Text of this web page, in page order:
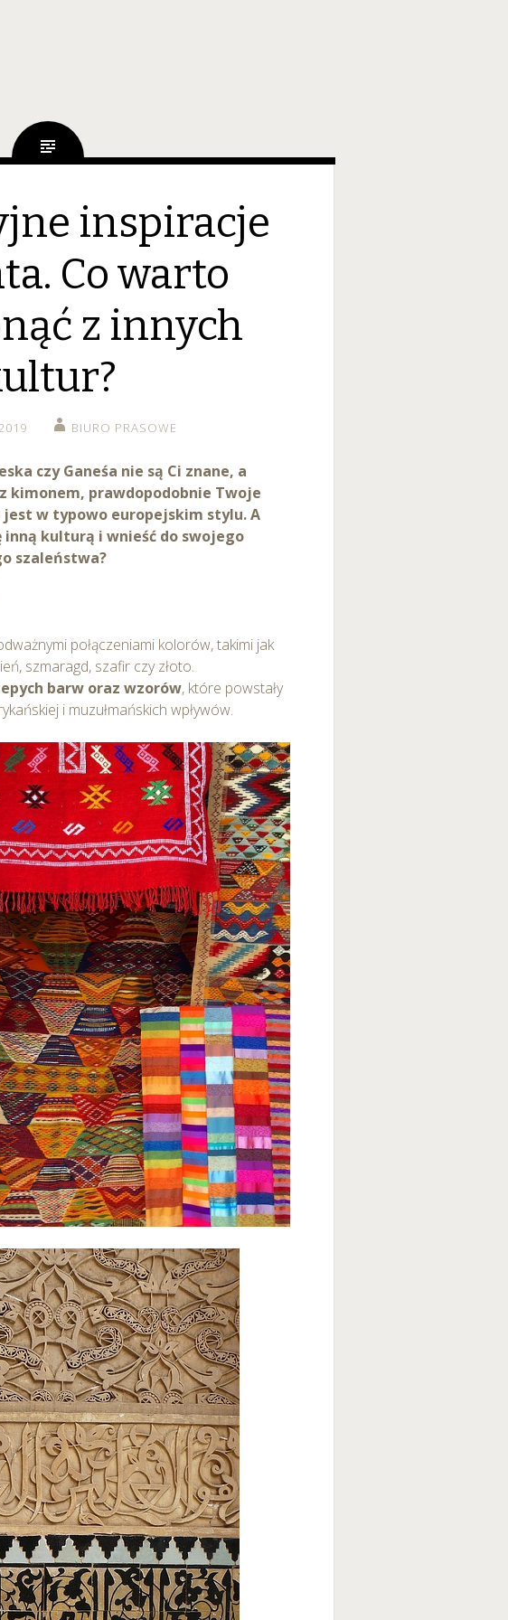
inspiracje
Co warto
z innych
BIURO PRASOWE
czy Ganeśa nie są Ci znane, a
kimonem, prawdopodobnie Twoje
w typowo europejskim stylu. A
kulturą i wnieść do swojego
szaleństwa?
połączeniami kolorów, takimi jak
szmaragd, szafir czy złoto.
barw oraz wzorów, które powstały
i muzułmańskich wpływów.